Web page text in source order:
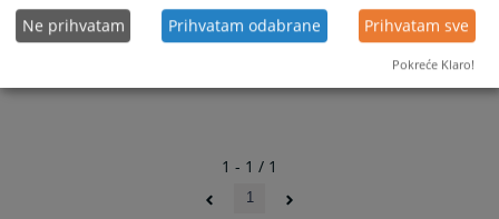
1 - 1 / 1
1
Ne prihvatam Prihvatam odabrane Prihvatam sve
Pokreće Klaro!